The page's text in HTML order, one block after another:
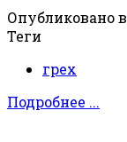
Опубликовано в
Теги
грех
Подробнее ...